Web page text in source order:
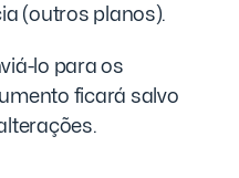
(outros planos).
lo para os
ficará salvo